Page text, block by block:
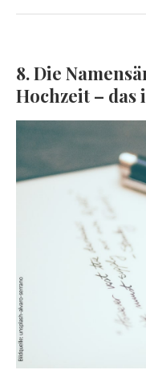
8. Die
Hochzeit – das